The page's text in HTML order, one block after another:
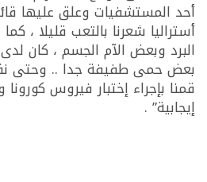
أحد المستشفيات وعلق عليها
أستراليا شعرنا بالتعب قليلا ،
البرد وبعض الآم الجسم ، كان
بعض حمى طفيفة جدا .. وحتى
قمنا بإجراء إختبار فيروس كورونا
إيجابية” .